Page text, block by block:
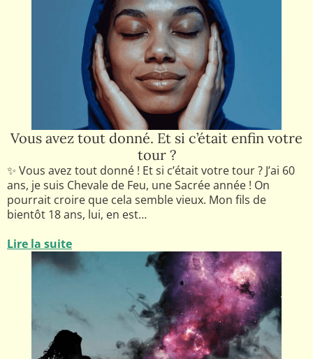
Vous avez tout donné. Et si c’était enfin votre
tour ?
✨ Vous avez tout donné ! Et si c’était votre tour ? J’ai 60
ans, je suis Chevale de Feu, une Sacrée année ! On
pourrait croire que cela semble vieux. Mon fils de
bientôt 18 ans, lui, en est…
Lire la suite